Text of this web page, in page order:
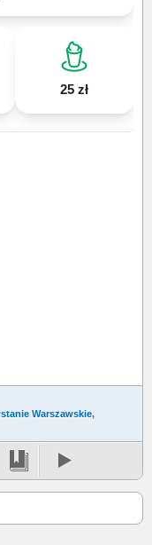
25 zł
Warszawskie,